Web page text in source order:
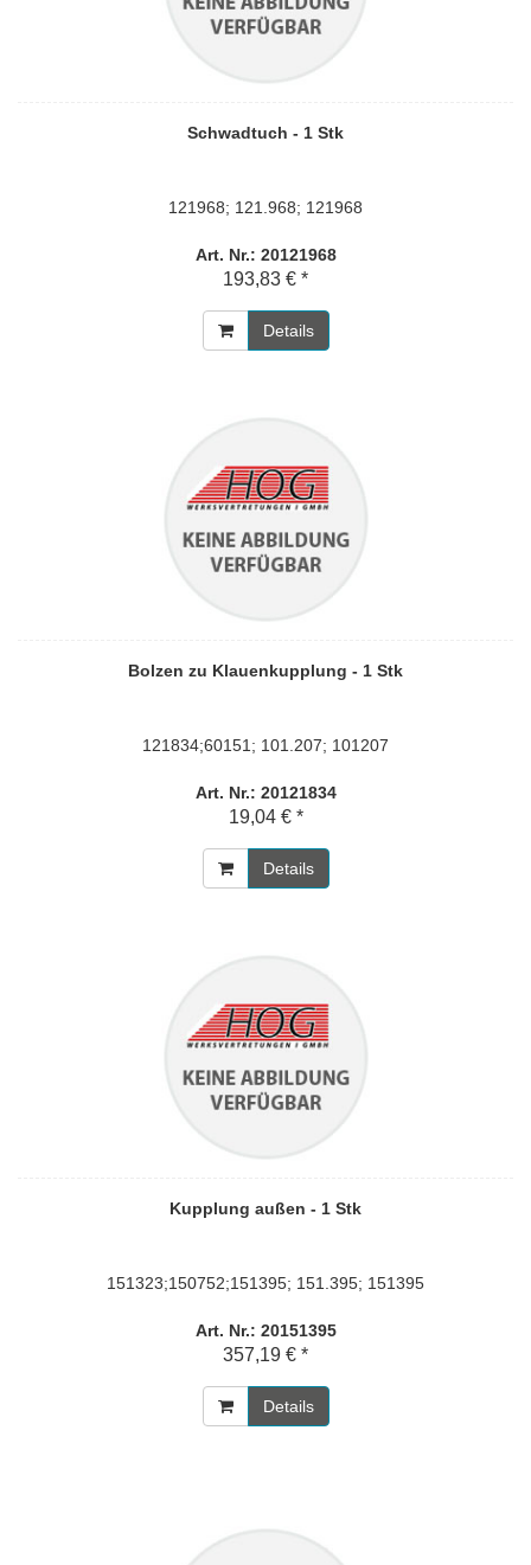
Schwadtuch - 1 Stk
121968; 121.968; 121968
Art. Nr.: 20121968
193,83 € *
Details
Bolzen zu Klauenkupplung - 1 Stk
121834;60151; 101.207; 101207
Art. Nr.: 20121834
19,04 € *
Details
Kupplung außen - 1 Stk
151323;150752;151395; 151.395; 151395
Art. Nr.: 20151395
357,19 € *
Details